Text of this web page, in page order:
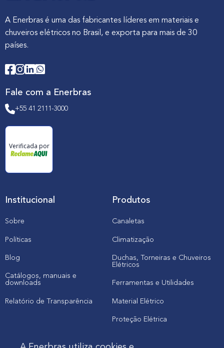
A Enerbras é uma das fabricantes líderes em materiais e
chuveiros elétricos no Brasil, e exporta para mais de 30
países.
Fale com a Enerbras
+55 41 2111-3000
Verificada por
Institucional
Sobre
Políticas
Blog
Catálogos, manuais e
downloads
Relatório de Transparência
Produtos
Canaletas
Climatização
Duchas, Torneiras e Chuveiros
Elétricos
Ferramentas e Utilidades
Material Elétrico
Proteção Elétrica